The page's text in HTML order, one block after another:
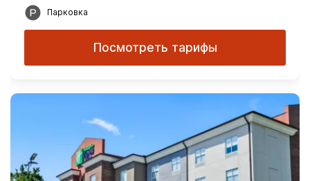
Парковка
Посмотреть тарифы